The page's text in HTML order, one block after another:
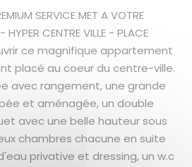
SERVICE MET A VOTRE
CENTRE VILLE - PLACE
ce magnifique appartement
placé au coeur du centre-ville.
avec rangement, une grande
et aménagée, un double
avec une belle hauteur sous
chambres chacune en suite
privative et dressing, un w.c